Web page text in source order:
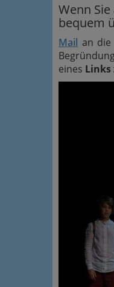
Wenn
bequem
Mail an
eines Links